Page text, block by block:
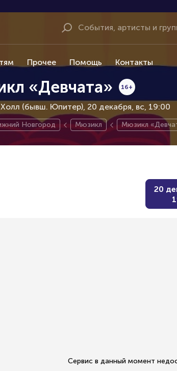
Прочее Помощь Контакты
«Девчата»
(бывш. Юпитер), 20 декабря
16+
вс, 19:00
Новгород Мюзикл Мюзикл
20
Сервис в данный момент